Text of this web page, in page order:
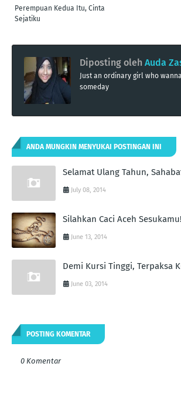
Perempuan Kedua Itu, Cinta
Sejatiku
Diposting oleh Auda
Just an ordinary girl who
someday
ANDA MUNGKIN MENYUKAI POSTINGAN INI
Selamat Ulang Tahun,
July 08, 2014
Silahkan Caci Aceh Sesukamu!
June 13, 2014
Demi Kursi Tinggi, Terpaksa
June 03, 2014
POSTING KOMENTAR
0 Komentar